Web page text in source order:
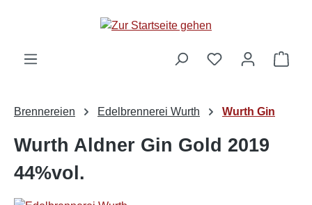
Brennereien Edelbrennerei Wurth Wurth Gin
Wurth Aldner Gin Gold 2019
44%vol.